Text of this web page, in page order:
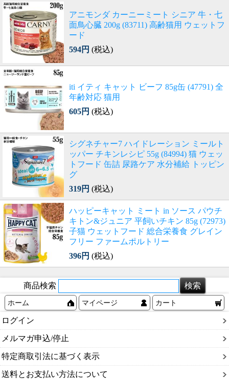
アニモンダ カーニーミート シニア 牛・七
面鳥心臓 200g (83711) 高齢猫用 ウェットフ
ード
594円 (税込)
iti イティ キャット ビーフ 85g缶 (47791) 全
年齢対応 猫用
605円 (税込)
シグネチャー7 ハイドレーション ミールト
ッパー チキンレシピ 55g (84994) 猫 ウェッ
トフード 缶詰 尿路ケア 水分補給 トッピン
グ
319円 (税込)
ハッピーキャット ミート in ソース パウチ
キトン&ジュニア 平飼いチキン 85g (72973)
子猫 ウェットフード 総合栄養食 グレイン
フリー ファームポルトリー
396円 (税込)
商品検索
ホーム マイページ カート
ログイン
メルマガ申込/停止
特定商取引法に基づく表示
送料とお支払い方法について